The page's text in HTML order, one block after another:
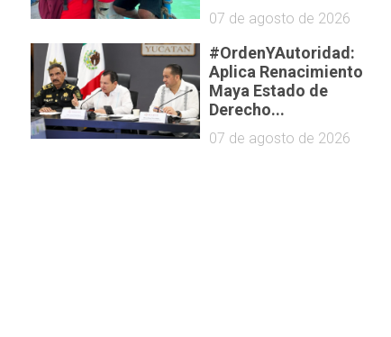
07 de agosto de 2026
#OrdenYAutoridad:
Aplica Renacimiento
Maya Estado de
Derecho...
07 de agosto de 2026